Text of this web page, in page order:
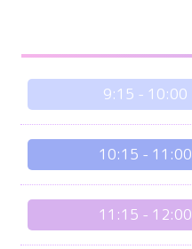
9:15 - 10:00
10:15 - 11:00
11:15 - 12:00